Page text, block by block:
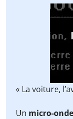
« La voiture,
Un micro-